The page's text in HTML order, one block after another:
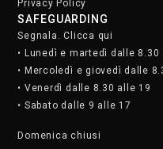
Privacy Policy
SAFEGUARDING
Segnala. Clicca qui
• Lunedì e martedì dalle 8.30
• Mercoledì e giovedì dalle
• Venerdì dalle 8.30 alle 19
• Sabato dalle 9 alle 17
Domenica chiusi